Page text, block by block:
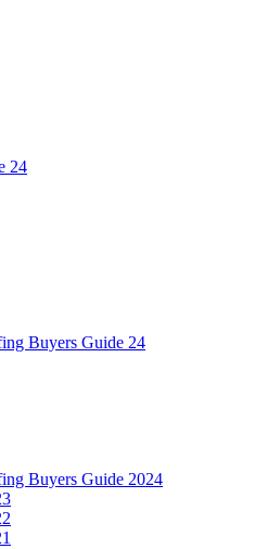
24
Buyers Guide 24
Buyers Guide 2024